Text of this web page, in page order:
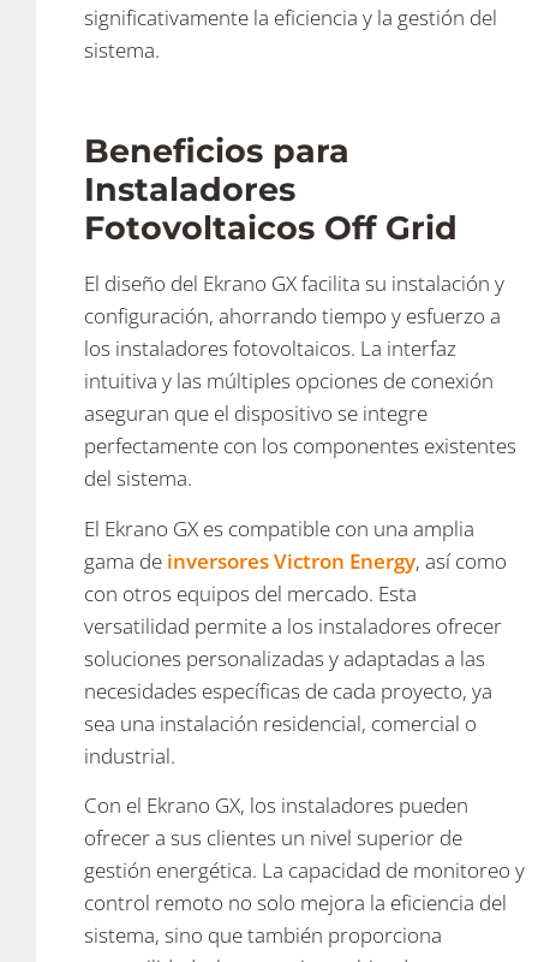
significativamente la eficiencia y la gestión del
sistema.
Beneficios para
Instaladores
Fotovoltaicos Off Grid
El diseño del Ekrano GX facilita su instalación y
configuración, ahorrando tiempo y esfuerzo a
los instaladores fotovoltaicos. La interfaz
intuitiva y las múltiples opciones de conexión
aseguran que el dispositivo se integre
perfectamente con los componentes existentes
del sistema.
El Ekrano GX es compatible con una amplia
gama de inversores Victron Energy, así como
con otros equipos del mercado. Esta
versatilidad permite a los instaladores ofrecer
soluciones personalizadas y adaptadas a las
necesidades específicas de cada proyecto, ya
sea una instalación residencial, comercial o
industrial.
Con el Ekrano GX, los instaladores pueden
ofrecer a sus clientes un nivel superior de
gestión energética. La capacidad de monitoreo y
control remoto no solo mejora la eficiencia del
sistema, sino que también proporciona